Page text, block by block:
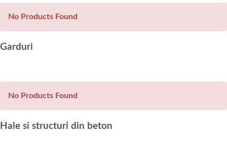
No Products Found
Garduri
No Products Found
Hale si structuri din beton